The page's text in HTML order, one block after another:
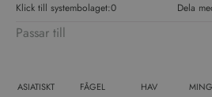
Klick till systembolaget:0 Dela
Passar till
ASIATISKT FÅGEL HAV